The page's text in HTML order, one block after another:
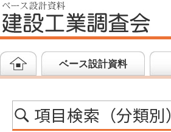
ベース設計資料
項目検索（分類別）